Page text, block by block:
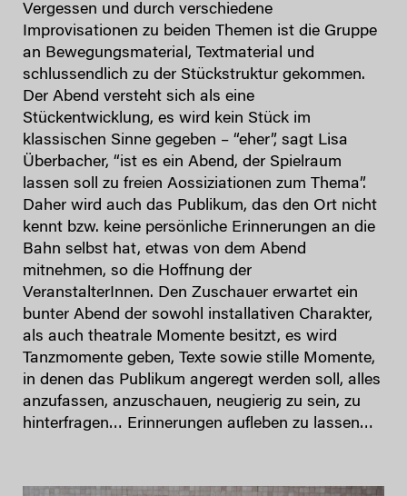
Vergessen und durch verschiedene
Improvisationen zu beiden Themen ist die Gruppe
an Bewegungsmaterial, Textmaterial und
schlussendlich zu der Stückstruktur gekommen.
Der Abend versteht sich als eine
Stückentwicklung, es wird kein Stück im
klassischen Sinne gegeben – “eher”, sagt Lisa
Überbacher, “ist es ein Abend, der Spielraum
lassen soll zu freien Aossiziationen zum Thema”.
Daher wird auch das Publikum, das den Ort nicht
kennt bzw. keine persönliche Erinnerungen an die
Bahn selbst hat, etwas von dem Abend
mitnehmen, so die Hoffnung der
VeranstalterInnen. Den Zuschauer erwartet ein
bunter Abend der sowohl installativen Charakter,
als auch theatrale Momente besitzt, es wird
Tanzmomente geben, Texte sowie stille Momente,
in denen das Publikum angeregt werden soll, alles
anzufassen, anzuschauen, neugierig zu sein, zu
hinterfragen… Erinnerungen aufleben zu lassen…